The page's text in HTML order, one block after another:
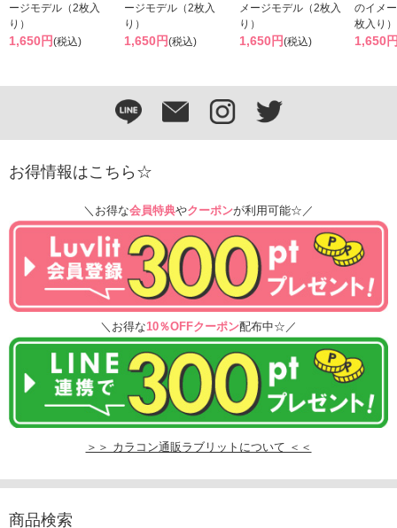
ージモデル（2枚入
り）
1,650円(税込)
ージモデル（2枚入
り）
1,650円(税込)
メージモデル（2枚入
り）
1,650円(税込)
のイメ
枚入り）
1,650
お得情報はこちら☆
＼お得な会員特典やクーポンが利用可能☆／
＼お得な10％OFFクーポン配布中☆／
＞＞ カラコン通販ラブリットについて ＜＜
商品検索